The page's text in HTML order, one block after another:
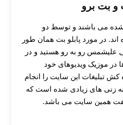
و بت برو
شده می باشند و توسط دو
در مورد پابلو بت همان طور
علیشمس رو به رو هستید و در
در موزیک ویدیوهای خود
تبلیغات این سایت را انجام
زنی های زیادی شده است که
همین سایت می باشد.